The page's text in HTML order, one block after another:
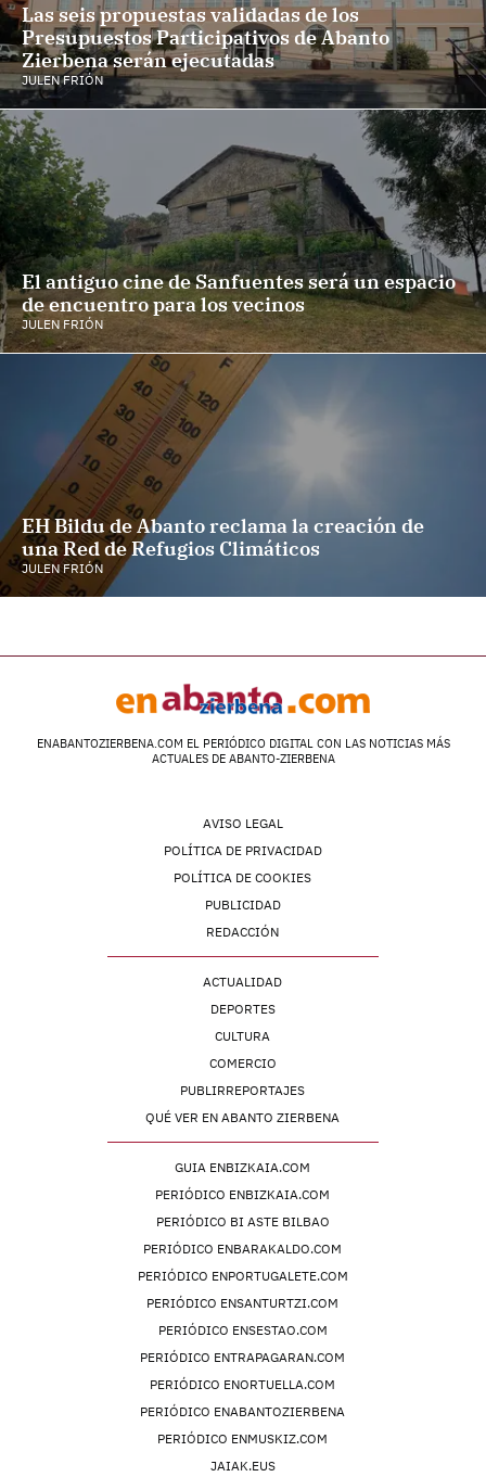
Las seis propuestas validadas de los
Presupuestos Participativos de Abanto
Zierbena serán ejecutadas
JULEN FRIÓN
El antiguo cine de Sanfuentes será un espacio
de encuentro para los vecinos
JULEN FRIÓN
EH Bildu de Abanto reclama la creación de
una Red de Refugios Climáticos
JULEN FRIÓN
ENABANTOZIERBENA.COM EL PERIÓDICO DIGITAL CON LAS NOTICIAS MÁS
ACTUALES DE ABANTO-ZIERBENA
AVISO LEGAL
POLÍTICA DE PRIVACIDAD
POLÍTICA DE COOKIES
PUBLICIDAD
REDACCIÓN
ACTUALIDAD
DEPORTES
CULTURA
COMERCIO
PUBLIRREPORTAJES
QUÉ VER EN ABANTO ZIERBENA
GUIA ENBIZKAIA.COM
PERIÓDICO ENBIZKAIA.COM
PERIÓDICO BI ASTE BILBAO
PERIÓDICO ENBARAKALDO.COM
PERIÓDICO ENPORTUGALETE.COM
PERIÓDICO ENSANTURTZI.COM
PERIÓDICO ENSESTAO.COM
PERIÓDICO ENTRAPAGARAN.COM
PERIÓDICO ENORTUELLA.COM
PERIÓDICO ENABANTOZIERBENA
PERIÓDICO ENMUSKIZ.COM
JAIAK.EUS